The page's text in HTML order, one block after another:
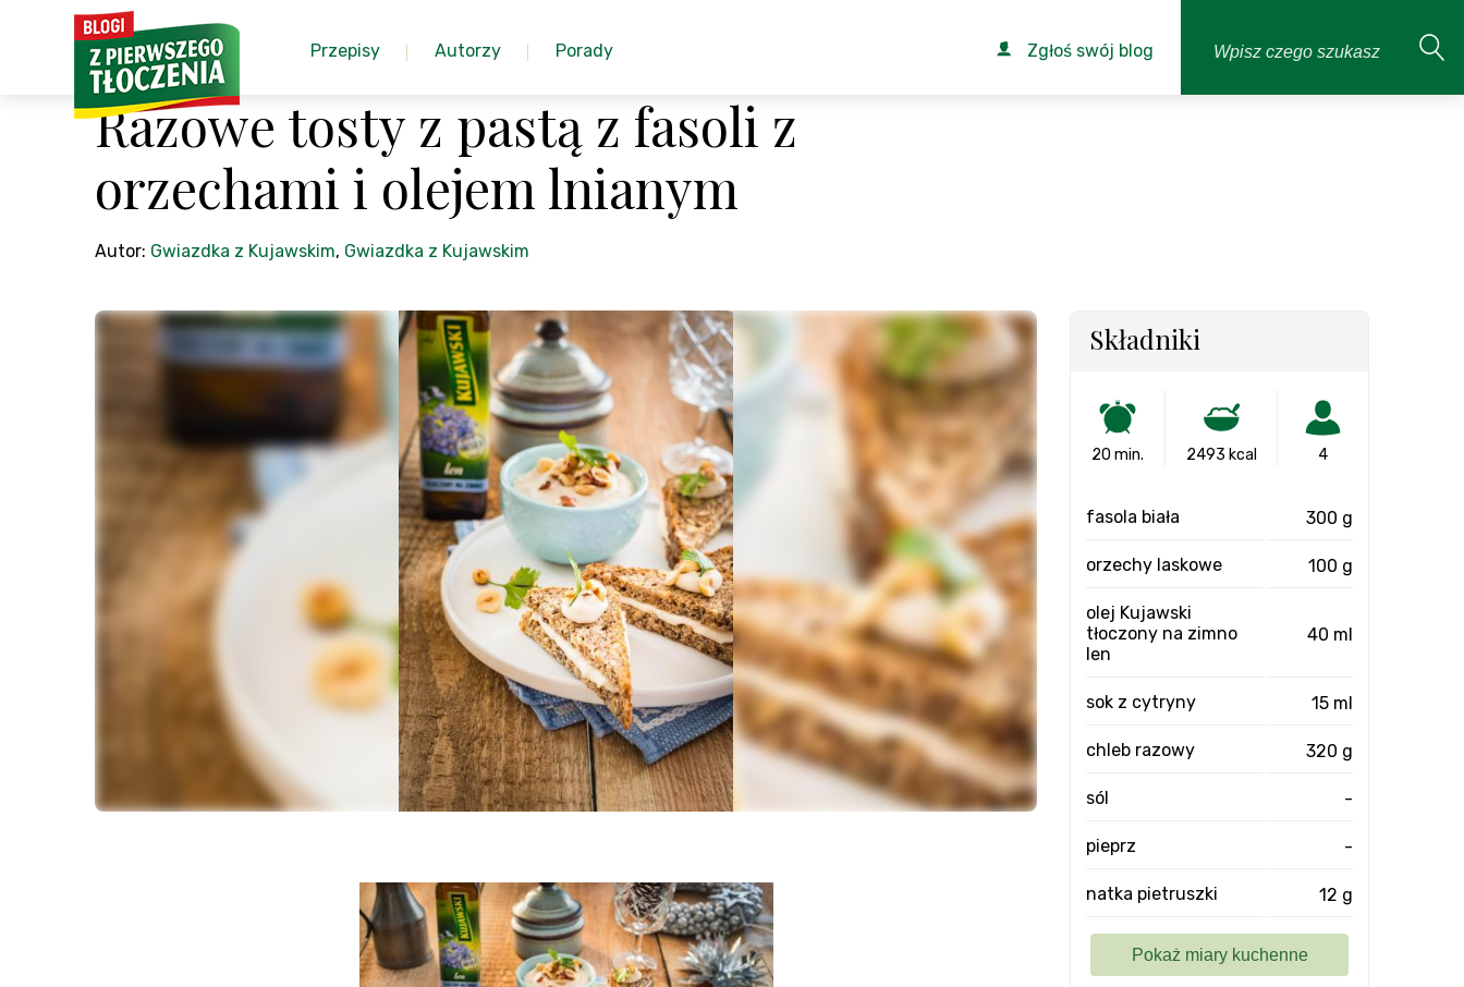
Przepisy Autorzy Porady Zgłoś swój blog
Razowe tosty z pastą z fasoli z
orzechami i olejem lnianym
Autor: Gwiazdka z Kujawskim, Gwiazdka z Kujawskim
Składniki
20 min. 2493 kcal 4
fasola biała 300 g
orzechy laskowe 100 g
olej Kujawski
tłoczony na zimno
len
40 ml
sok z cytryny 15 ml
chleb razowy 320 g
sól -
pieprz -
natka pietruszki 12 g